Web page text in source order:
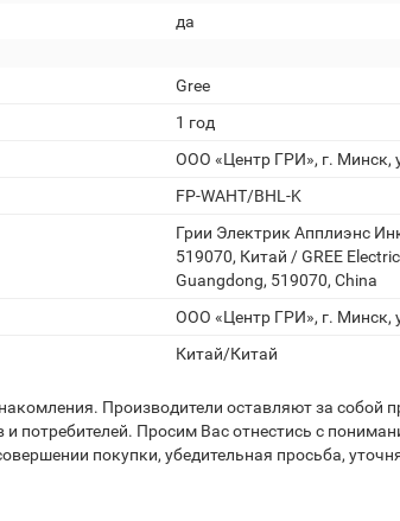
да
Gree
1 год
ООО «Центр ГРИ», г. Минск,
FP-WAHT/BHL-K
Грии Электрик Апплиэнс
519070, Китай / GREE
Guangdong, 519070, China
ООО «Центр ГРИ», г. Минск,
Китай/Китай
Производители оставляют за собой
потребителей. Просим Вас отнестись с
покупки, убедительная просьба,